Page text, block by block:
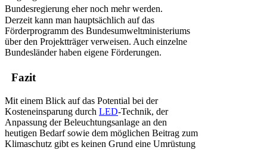
Bundesregierung eher noch mehr werden.
Derzeit kann man hauptsächlich auf das
Förderprogramm des Bundesumweltministeriums
über den Projektträger verweisen. Auch einzelne
Bundesländer haben eigene Förderungen.
Fazit
Mit einem Blick auf das Potential bei der
Kosteneinsparung durch LED-Technik, der
Anpassung der Beleuchtungsanlage an den
heutigen Bedarf sowie dem möglichen Beitrag zum
Klimaschutz gibt es keinen Grund eine Umrüstung